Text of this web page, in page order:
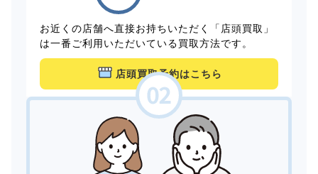
お近くの店舗へ直接お持ちいただく「店頭買取」
は一番ご利用いただいている買取方法です。
店頭買取予約はこちら